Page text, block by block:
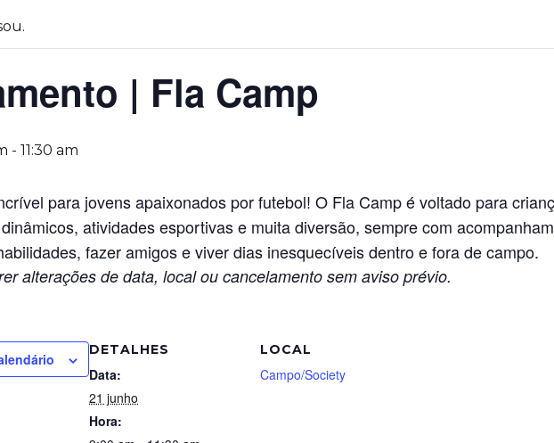
| Fla Camp
- 11:30 am
para jovens apaixonados por futebol! O Fla Camp é voltado para
atividades esportivas e muita diversão, sempre com
fazer amigos e viver dias inesquecíveis dentro e fora de campo.
alterações de data, local ou cancelamento sem aviso prévio.
DETALHES
Data:
21 junho
Hora:
LOCAL
Campo/Society